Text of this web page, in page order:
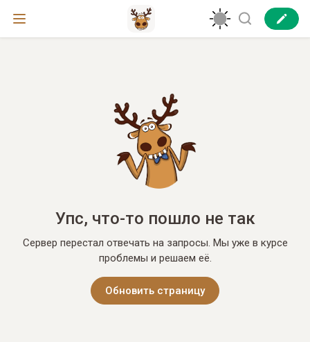
Упс, что-то пошло не так
Сервер перестал отвечать на запросы. Мы уже в курсе
проблемы и решаем её.
Обновить страницу